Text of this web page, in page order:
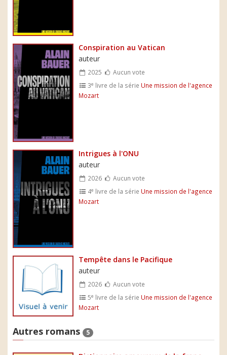
Conspiration au Vatican
auteur
2025
Aucun vote
3e livre de la série Une mission de l'agence
Mozart
Intrigues à l'ONU
auteur
2026
Aucun vote
4e livre de la série Une mission de l'agence
Mozart
Tempête dans le Pacifique
auteur
2026
Aucun vote
5e livre de la série Une mission de l'agence
Mozart
Autres romans 5